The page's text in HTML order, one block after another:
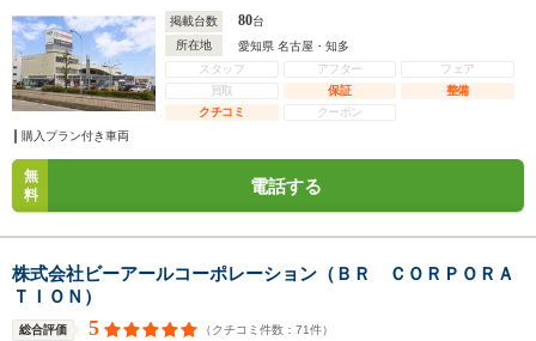
掲載台数 80台
所在地
愛知県 名古屋・知多
スタッフ
アフター
フェア
買取
保証
整備
クチコミ
クーポン
購入プラン付き車両
無
料
電話する
株式会社ビーアールコーポレーション（ＢＲ ＣＯＲＰＯＲＡ
ＴＩＯＮ）
総合評価 5 （クチコミ件数： 71件）